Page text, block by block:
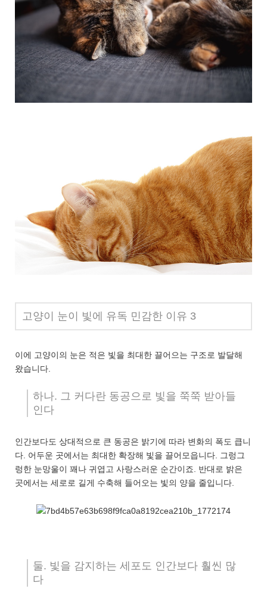
고양이 눈이 빛에 유독 민감한 이유 3
이에 고양이의 눈은 적은 빛을 최대한 끌어으는 구조로 발달해
왔습니다.
하나. 그 커다란 동공으로 빛을 쭉쭉 받아들
인다
인간보다도 상대적으로 큰 동공은 밝기에 따라 변화의 폭도 큽니
다. 어두운 곳에서는 최대한 확장해 빛을 끌어모읍니다. 그렁그
렁한 눈망울이 꽤나 귀엽고 사랑스러운 순간이죠. 반대로 밝은
곳에서는 세로로 길게 수축해 들어오는 빛의 양을 줄입니다.
둘. 빛을 감지하는 세포도 인간보다 훨씬 많
다